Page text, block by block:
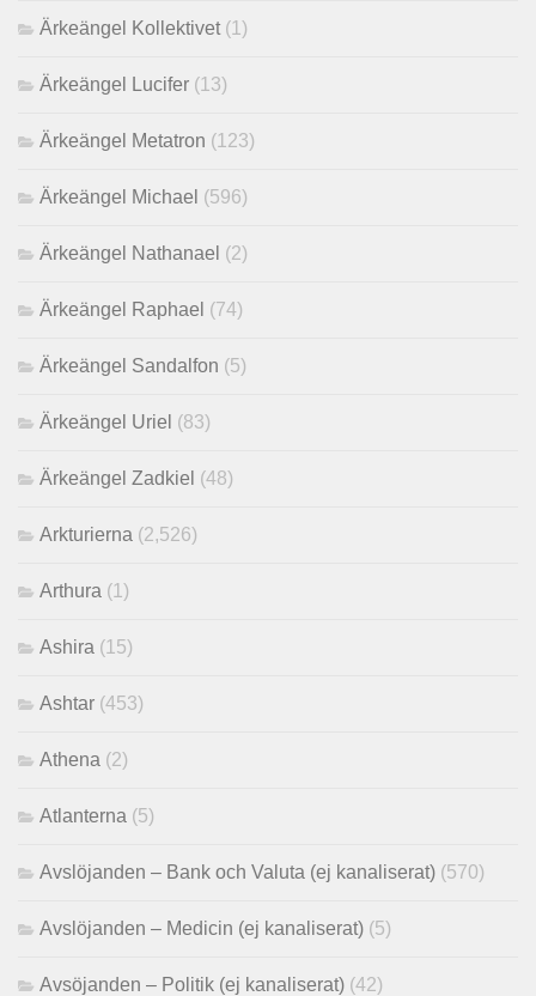
Ärkeängel Kollektivet (1)
Ärkeängel Lucifer (13)
Ärkeängel Metatron (123)
Ärkeängel Michael (596)
Ärkeängel Nathanael (2)
Ärkeängel Raphael (74)
Ärkeängel Sandalfon (5)
Ärkeängel Uriel (83)
Ärkeängel Zadkiel (48)
Arkturierna (2,526)
Arthura (1)
Ashira (15)
Ashtar (453)
Athena (2)
Atlanterna (5)
Avslöjanden – Bank och Valuta (ej kanaliserat) (570)
Avslöjanden – Medicin (ej kanaliserat) (5)
Avsöjanden – Politik (ej kanaliserat) (42)